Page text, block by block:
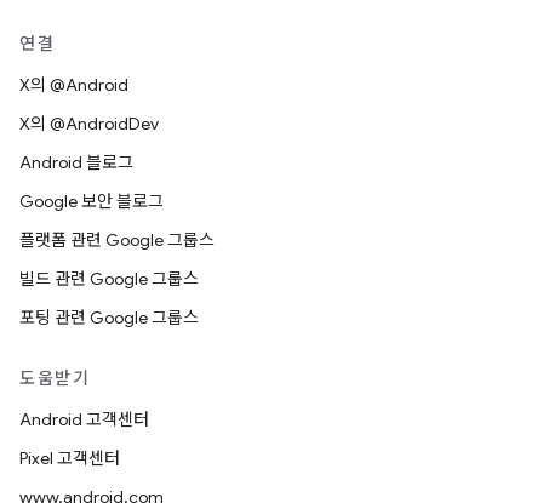
연결
X의 @Android
X의 @AndroidDev
Android 블로그
Google 보안 블로그
플랫폼 관련 Google 그룹스
빌드 관련 Google 그룹스
포팅 관련 Google 그룹스
도움받기
Android 고객센터
Pixel 고객센터
www.android.com